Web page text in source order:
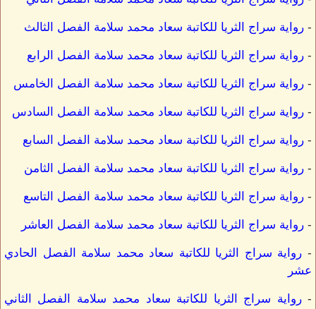
- رواية سراج الثريا للكاتبة سعاد محمد سلامة الفصل الثالث
- رواية سراج الثريا للكاتبة سعاد محمد سلامة الفصل الرابع
- رواية سراج الثريا للكاتبة سعاد محمد سلامة الفصل الخامس
- رواية سراج الثريا للكاتبة سعاد محمد سلامة الفصل السادس
- رواية سراج الثريا للكاتبة سعاد محمد سلامة الفصل السابع
- رواية سراج الثريا للكاتبة سعاد محمد سلامة الفصل الثامن
- رواية سراج الثريا للكاتبة سعاد محمد سلامة الفصل التاسع
- رواية سراج الثريا للكاتبة سعاد محمد سلامة الفصل العاشر
- رواية سراج الثريا للكاتبة سعاد محمد سلامة الفصل الحادي
عشر
-رواية سراج الثريا للكاتبة سعاد محمد سلامة الفصل الثاني